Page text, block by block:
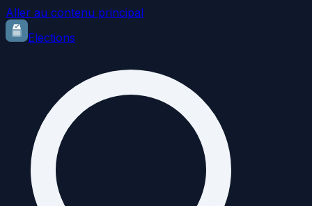
Aller au contenu principal
Elections